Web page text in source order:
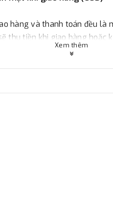
hàng và thanh toán đều là
thu tiền khi giao hàng hoặc
hàng tùy thuộc vào đơn
tiếp tại :
Xem thêm